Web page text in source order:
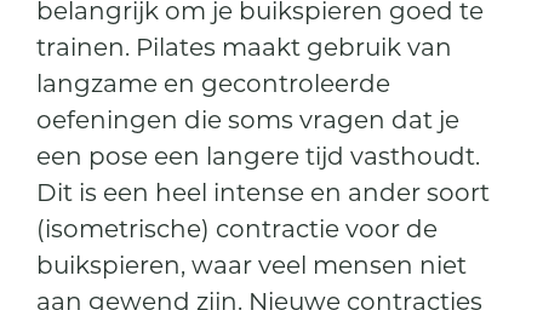
belangrijk om je buikspieren goed te
trainen. Pilates maakt gebruik van
langzame en gecontroleerde
oefeningen die soms vragen dat je
een pose een langere tijd vasthoudt.
Dit is een heel intense en ander soort
(isometrische) contractie voor de
buikspieren, waar veel mensen niet
aan gewend zijn. Nieuwe contracties